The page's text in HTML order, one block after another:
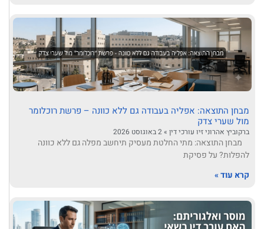
מבחן התוצאה: אפליה בעבודה גם ללא כוונה – פרשת רוכלומר
מול שערי צדק
ברקוביץ אהרוני זיו עורכי דין
מבחן התוצאה: מתי החלטת מעסיק תיחשב מפלה גם ללא כוונה
להפלות? על פסיקת
קרא עוד »